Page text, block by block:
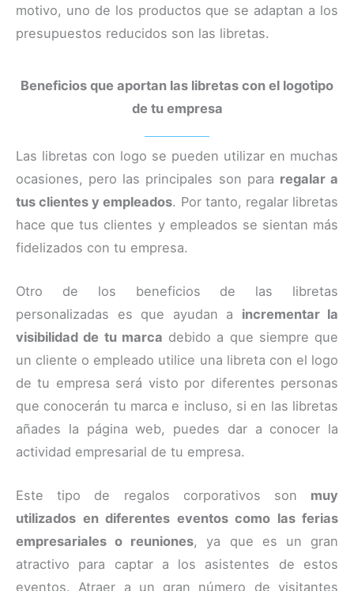
motivo, uno de los productos que se adaptan a los
presupuestos reducidos son las libretas.
Beneficios que aportan las libretas con el logotipo
de tu empresa
Las libretas con logo se pueden utilizar en muchas
ocasiones, pero las principales son para regalar a
tus clientes y empleados. Por tanto, regalar libretas
hace que tus clientes y empleados se sientan más
fidelizados con tu empresa.
Otro de los beneficios de las libretas
personalizadas es que ayudan a incrementar la
visibilidad de tu marca debido a que siempre que
un cliente o empleado utilice una libreta con el logo
de tu empresa será visto por diferentes personas
que conocerán tu marca e incluso, si en las libretas
añades la página web, puedes dar a conocer la
actividad empresarial de tu empresa.
Este tipo de regalos corporativos son muy
utilizados en diferentes eventos como las ferias
empresariales o reuniones, ya que es un gran
atractivo para captar a los asistentes de estos
eventos. Atraer a un gran número de visitantes